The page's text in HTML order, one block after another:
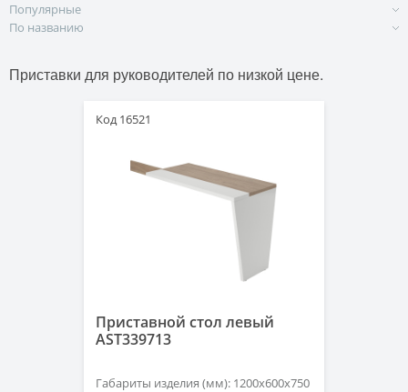
Популярные
По названию
Приставки для руководителей по низкой цене.
Код 16521
Приставной стол левый
AST339713
Габариты изделия (мм): 1200х600х750